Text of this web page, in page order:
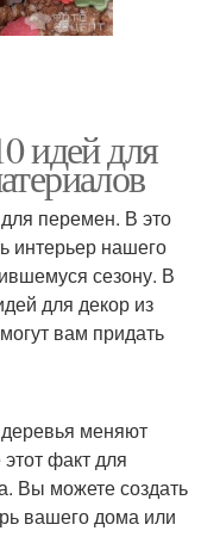
идей для
перемен. В это
интерьер нашего
сезону. В
для декор из
вам придать
меняют
факт для
Вы можете создать
вашего дома или